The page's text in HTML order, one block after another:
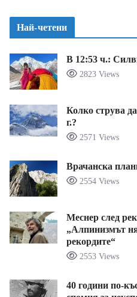
Най-четени
В 12:53 ч.:
2823 Views
Колко струва
г.?
2571 Views
Врачанска
2554 Views
Меснер след
„Алпинизмът
рекордите“
2553 Views
40 години по-